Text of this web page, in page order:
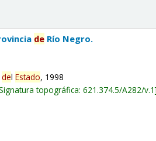
de Río Negro.
delEstado, 1998
topográfica:621.374.5/A282/v.1